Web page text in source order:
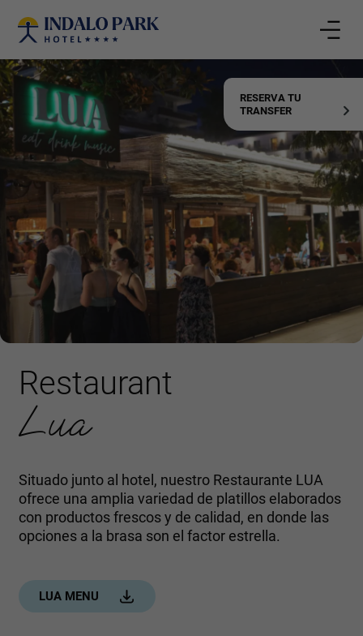
RESERVA TU
TRANSFER
Restaurant
Lua
Situado junto al hotel, nuestro Restaurante LUA
ofrece una amplia variedad de platillos elaborados
con productos frescos y de calidad, en donde las
opciones a la brasa son el factor estrella.
LUA MENU